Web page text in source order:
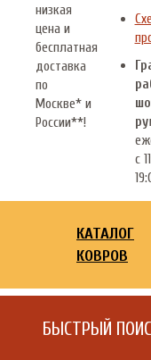
низкая
цена и
бесплатная
доставка
по
Москве* и
России**!
с
КАТАЛОГ
КОВРОВ
БЫСТРЫЙ